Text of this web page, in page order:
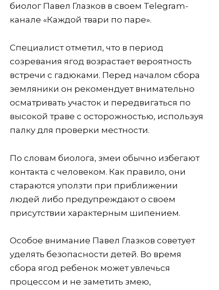
биолог Павел Глазков в своем Telegram-
канале «Каждой твари по паре».
Специалист отметил, что в период
созревания ягод возрастает вероятность
встречи с гадюками. Перед началом сбора
земляники он рекомендует внимательно
осматривать участок и передвигаться по
высокой траве с осторожностью, используя
палку для проверки местности.
По словам биолога, змеи обычно избегают
контакта с человеком. Как правило, они
стараются уползти при приближении
людей либо предупреждают о своем
присутствии характерным шипением.
Особое внимание Павел Глазков советует
уделять безопасности детей. Во время
сбора ягод ребенок может увлечься
процессом и не заметить змею,